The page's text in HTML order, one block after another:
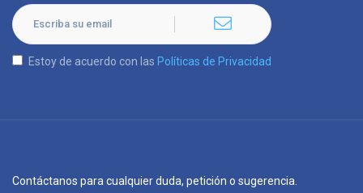
Estoy de acuerdo con las Políticas de Privacidad
Contáctanos para cualquier duda, petición o sugerencia.